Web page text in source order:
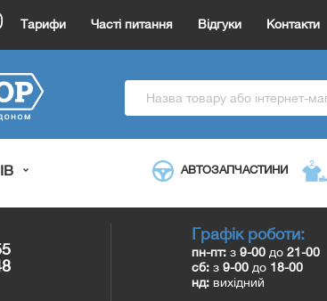
Тарифи Часті питання Відгуки Контакти
АВТОЗАПЧАСТИНИ
Графік роботи:
пн-пт:з 9-00 до 21-00
сб:з 9-00 до 18-00
нд: вихідний